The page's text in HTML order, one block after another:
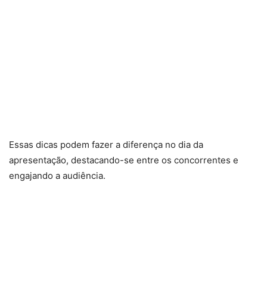
Essas dicas podem fazer a diferença no dia da
apresentação, destacando-se entre os concorrentes e
engajando a audiência.